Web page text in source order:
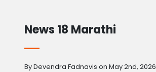
News 18 Marathi
By Devendra Fadnavis on May 2nd, 2026